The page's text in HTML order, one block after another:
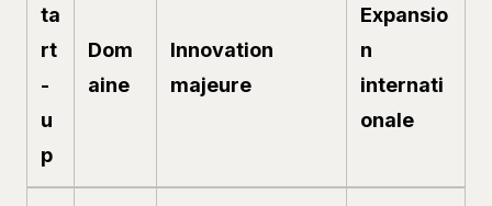
ta
rt
-
u
p
Dom
aine
Innovation
majeure
Expansio
n
internati
onale